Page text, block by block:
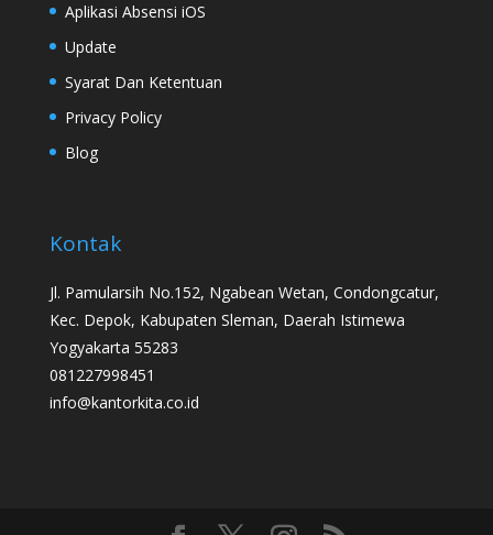
Aplikasi Absensi iOS
Update
Syarat Dan Ketentuan
Privacy Policy
Blog
Kontak
Jl. Pamularsih No.152, Ngabean Wetan, Condongcatur,
Kec. Depok, Kabupaten Sleman, Daerah Istimewa
Yogyakarta 55283
081227998451
info@kantorkita.co.id